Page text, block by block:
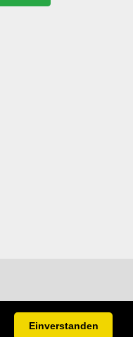
Einverstanden